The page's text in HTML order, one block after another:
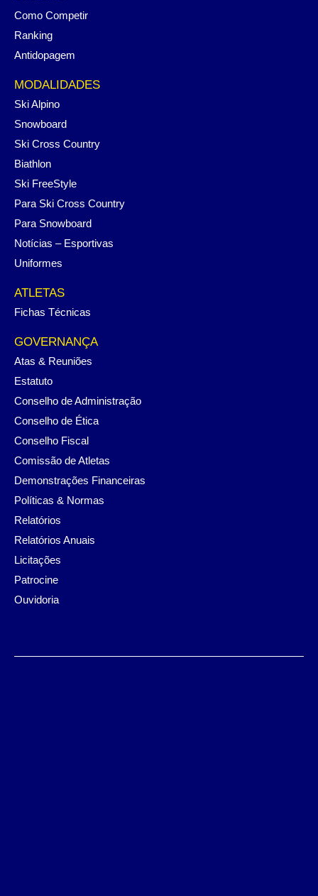
Como Competir
Ranking
Antidopagem
MODALIDADES
Ski Alpino
Snowboard
Ski Cross Country
Biathlon
Ski FreeStyle
Para Ski Cross Country
Para Snowboard
Notícias – Esportivas
Uniformes
ATLETAS
Fichas Técnicas
GOVERNANÇA
Atas & Reuniões
Estatuto
Conselho de Administração
Conselho de Ética
Conselho Fiscal
Comissão de Atletas
Demonstrações Financeiras
Políticas & Normas
Relatórios
Relatórios Anuais
Licitações
Patrocine
Ouvidoria